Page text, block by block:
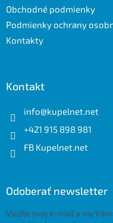
Obchodné podmienky
Podmienky ochrany
Kontakty
Kontakt
info@kupelnet.net
+421 915 898 981
FB Kupelnet.net
Odoberať newsletter
Vložte svoj e-mail a my